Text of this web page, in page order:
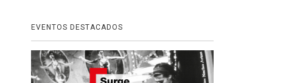
EVENTOS DESTACADOS